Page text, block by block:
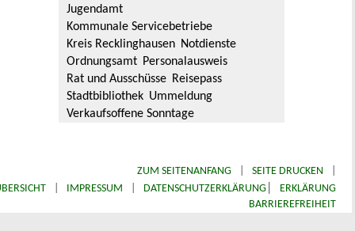
Jugendamt
Kommunale Servicebetriebe
Kreis Recklinghausen Notdienste
Ordnungsamt Personalausweis
Rat und Ausschüsse Reisepass
Stadtbibliothek Ummeldung
Verkaufsoffene Sonntage
ZUM SEITENANFANG SEITE DRUCKEN
IMPRESSUM DATENSCHUTZERKLÄRUNG|
ERKLÄRUNG
BARRIEREFREIHEIT